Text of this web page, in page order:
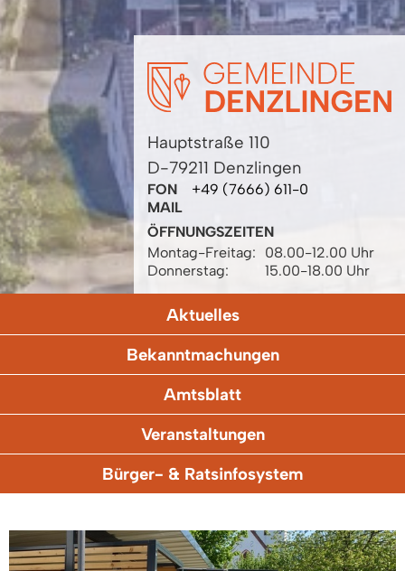
Hauptstraße 110
D-79211 Denzlingen
FON
+49 (7666) 611-0
MAIL
ÖFFNUNGSZEITEN
Montag-Freitag:
08.00-12.00 Uhr
Donnerstag:
15.00-18.00 Uhr
Aktuelles
Bekanntmachungen
Amtsblatt
Veranstaltungen
Bürger- & Ratsinfosystem